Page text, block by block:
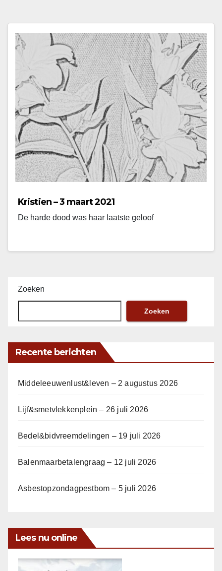
Kristien – 3 maart 2021
De harde dood was haar laatste geloof
Zoeken
Zoeken
Recente berichten
Middeleeuwenlust&leven – 2 augustus 2026
Lijf&smetvlekkenplein – 26 juli 2026
Bedel&bidvreemdelingen – 19 juli 2026
Balenmaarbetalengraag – 12 juli 2026
Asbestopzondagpestbom – 5 juli 2026
Lees nu online